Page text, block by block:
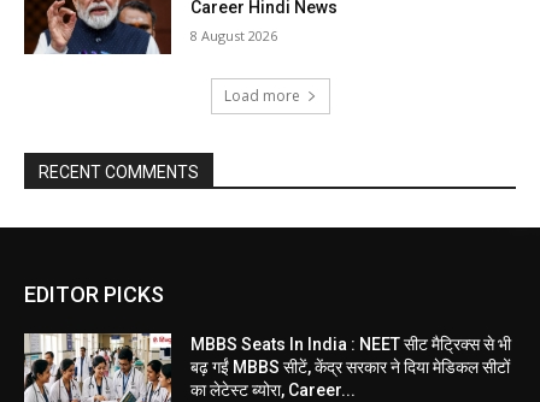
Career Hindi News
8 August 2026
Load more
RECENT COMMENTS
EDITOR PICKS
MBBS Seats In India : NEET सीट मैट्रिक्स से भी
बढ़ गईं MBBS सीटें, केंद्र सरकार ने दिया मेडिकल सीटों
का लेटेस्ट ब्योरा, Career...